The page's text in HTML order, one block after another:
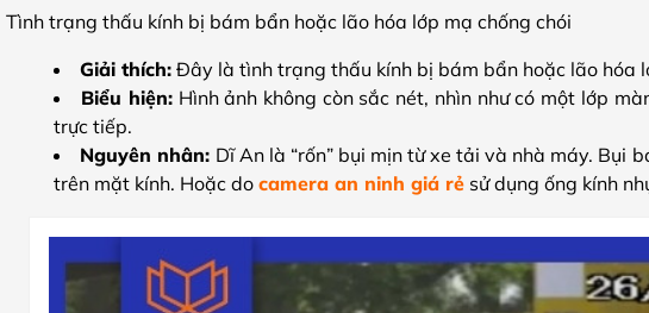
Tình trạng thấu kính bị bám bẩn hoặc lão hóa lớp mạ chống chói
Giải thích: Đây là tình trạng thấu kính bị bám bẩn hoặc lão hóa
Biểu hiện:Hình ảnh không còn sắc nét, nhìn như có một lớp
trực tiếp.
Nguyên nhân: Dĩ An là “rốn” bụi mịn từ xe tải và nhà máy. Bụi
trên mặt kính. Hoặc docamera an ninh giá rẻ sử dụng ống kính